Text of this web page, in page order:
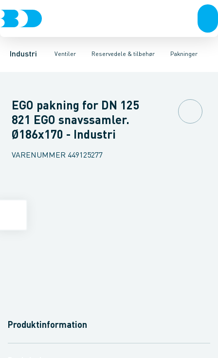
Industri Ventiler
VentilerRustfrit stål Sort stålGalvaniseret stål PlastIndustri
Reservedele & tilbehør
3-Delte kugleventiler 2-Delte kugleventiler3-VejsPakninger
SpindelforlængereHåndtagReduktionerBeslag & låseskiver
EGO pakning for DN 125
821 EGO snavssamler.
Ø186x170 - Industri
VARENUMMER 449125277
Produktinformation